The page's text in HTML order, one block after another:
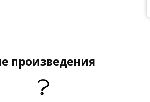
произведения